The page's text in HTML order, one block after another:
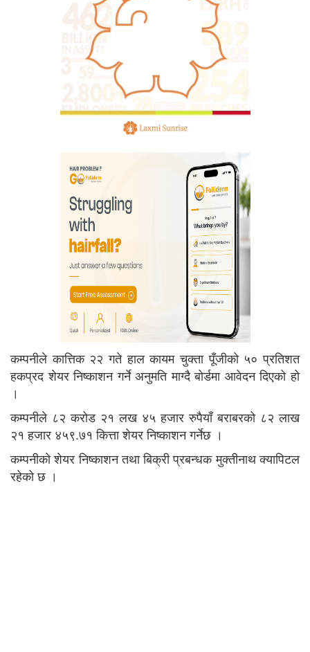
कम्पनीले कात्तिक २२ गते हाल कायम चुक्ता पूँजीको ५० प्रतिशत
हकप्रद शेयर निष्काशन गर्ने अनुमति माग्दै बोर्डमा आवेदन दिएको हो
।
कम्पनीले ८२ करोड २१ लख ४५ हजार रुपैयाँ बराबरको ८२ लाख
२१ हजार ४५९.७१ कित्ता शेयर निष्काशन गर्नेछ ।
कम्पनीको शेयर निष्काशन तथा बिक्री प्रबन्धक मुक्तीनाथ क्यापिटल
रहेको छ ।